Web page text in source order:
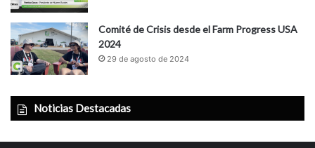
Comité de Crisis desde el Farm Progress USA
2024
29 de agosto de 2024
Noticias Destacadas